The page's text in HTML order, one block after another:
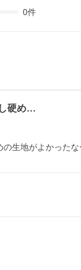
0件
硬め…
生地がよかったな